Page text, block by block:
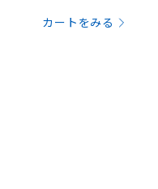
カートをみる